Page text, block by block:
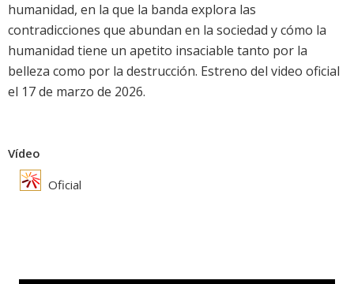
humanidad, en la que la banda explora las
contradicciones que abundan en la sociedad y cómo la
humanidad tiene un apetito insaciable tanto por la
belleza como por la destrucción. Estreno del video oficial
el 17 de marzo de 2026.
Vídeo
Oficial